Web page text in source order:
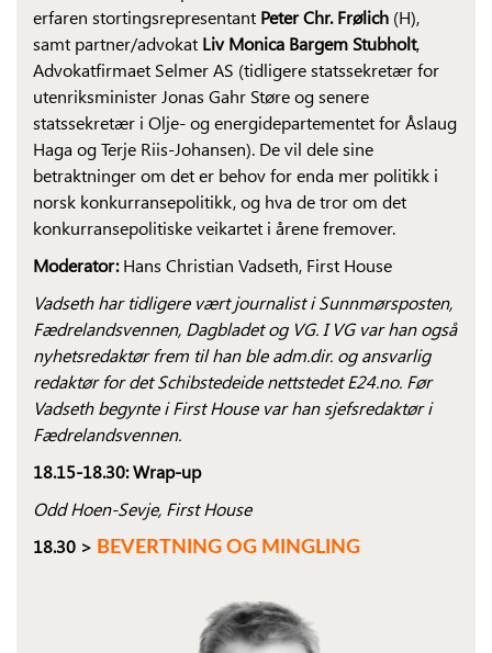
erfaren stortingsrepresen­tant Peter Chr. Frølich (H),
samt partner/advokat Liv Monica Bargem Stubholt,
Advokatfirmaet Selmer AS (tidligere statssekretær for
utenriksminister Jonas Gahr Støre og senere
statssekretær i Olje- og energidepartementet for Åslaug
Haga og Terje Riis-Johansen). De vil dele sine
betraktninger om det er behov for enda mer politikk i
norsk konkurransepolitikk, og hva de tror om det
konkurransepolitiske veikartet i årene fremover.
Moderator:Hans Christian Vadseth, First House
Vadseth har tidligere vært journalist i Sunnmørsposten,
Fædrelandsvennen, Dagbladet og VG. I VG var han også
nyhetsredaktør frem til han ble adm.dir. og ansvarlig
redaktør for det Schibstedeide nettstedet E24.no. Før
Vadseth begynte i First House var han sjefsredaktør i
Fædrelandsvennen.
18.15-18.30:Wrap-up
Odd Hoen-Sevje, First House
18.30 > BEVERTNING OG MINGLING